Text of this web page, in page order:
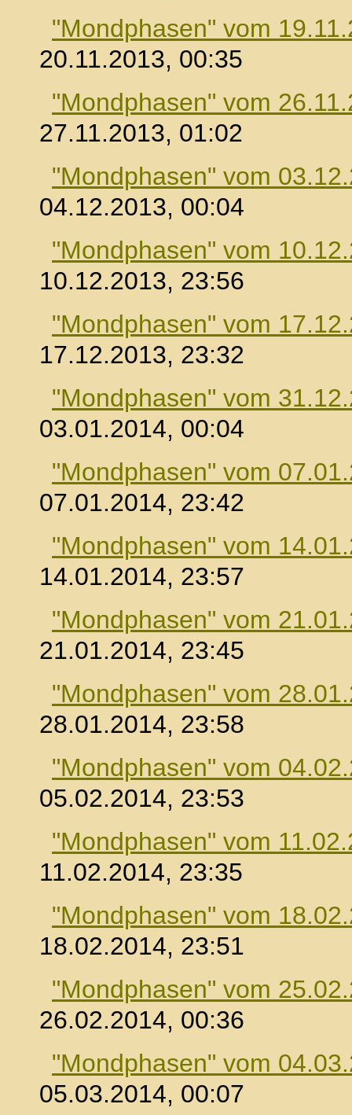
"Mondphasen" vom
20.11.2013, 00:35
"Mondphasen" vom
27.11.2013, 01:02
"Mondphasen" vom
04.12.2013, 00:04
"Mondphasen" vom
10.12.2013, 23:56
"Mondphasen" vom
17.12.2013, 23:32
"Mondphasen" vom
03.01.2014, 00:04
"Mondphasen" vom
07.01.2014, 23:42
"Mondphasen" vom
14.01.2014, 23:57
"Mondphasen" vom
21.01.2014, 23:45
"Mondphasen" vom
28.01.2014, 23:58
"Mondphasen" vom
05.02.2014, 23:53
"Mondphasen" vom
11.02.2014, 23:35
"Mondphasen" vom
18.02.2014, 23:51
"Mondphasen" vom
26.02.2014, 00:36
"Mondphasen" vom
05.03.2014, 00:07